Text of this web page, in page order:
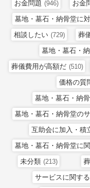
お金問題 (946) お金
墓地・墓石・納骨堂に
相談したい (729) 葬
墓地・墓石・
葬儀費用が高額だ (510)
価格の質
墓地・墓石・納
墓地・墓石・納骨堂の
互助会に加入・積
墓地・墓石・納骨堂に
未分類 (213)
サービスに関す